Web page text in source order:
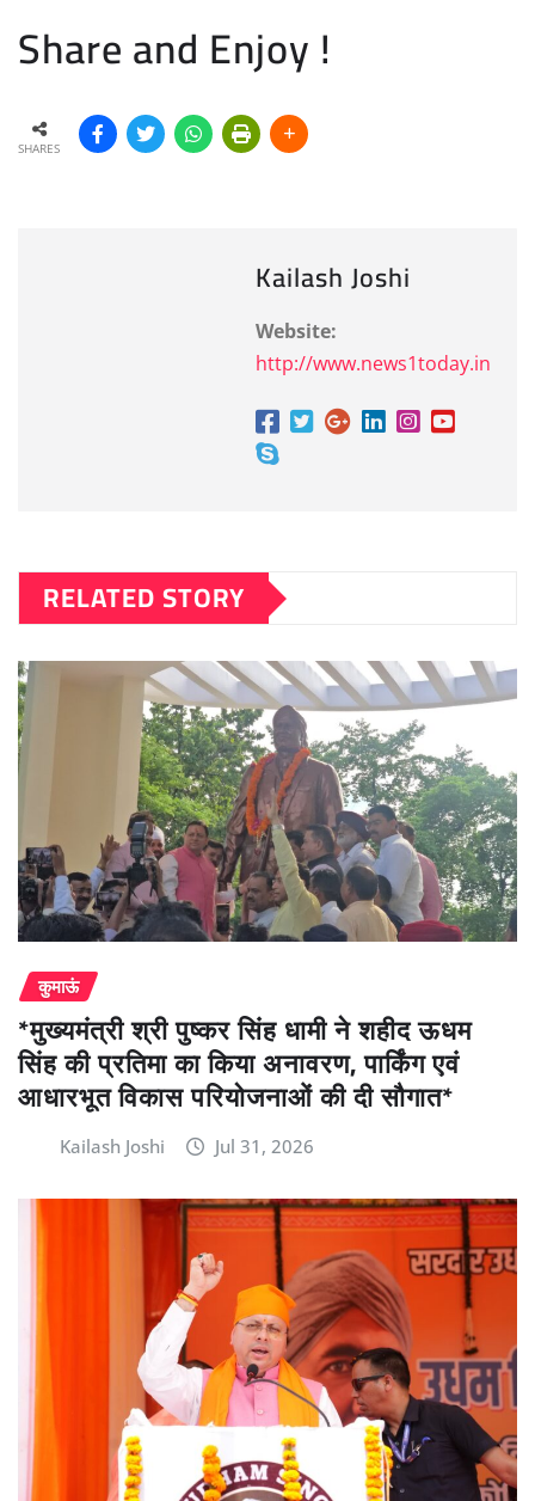
Share and Enjoy !
SHARES
Kailash Joshi
Website:
http://www.news1today.in
RELATED STORY
कुमाऊं
*मुख्यमंत्री श्री पुष्कर सिंह धामी ने शहीद ऊधम
सिंह की प्रतिमा का किया अनावरण, पार्किंग एवं
आधारभूत विकास परियोजनाओं की दी सौगात*
Kailash Joshi Jul 31, 2026